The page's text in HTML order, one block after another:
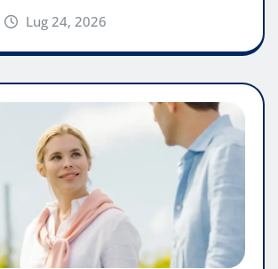
Lug 24, 2026